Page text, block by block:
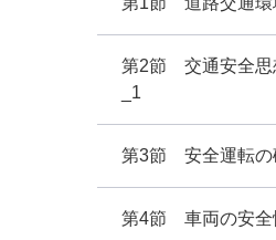
第2節 交通安全思
_1
第3節 安全運転の
第4節 車両の安全